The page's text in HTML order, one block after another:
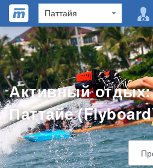
Активный
Паттайе